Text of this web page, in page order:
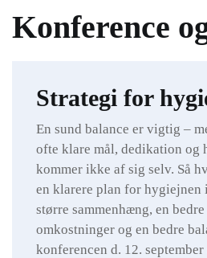
Konference
Strategi for
En sund balance er vigtig –
ofte klare mål, dedikation og
kommer ikke af sig selv. Så
en klarere plan for hygiejnen
større sammenhæng, en
omkostninger og en bedre
konferencen d. 12. september